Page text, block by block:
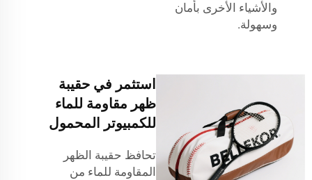
والأشياء الأخرى بأمان
وسهولة.
استثمر في حقيبة
ظهر مقاومة للماء
للكمبيوتر المحمول
تحافظ حقيبة الظهر
المقاومة للماء من